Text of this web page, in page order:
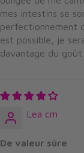
mes intestins se
perfectionnement
est possible, je
davantage du goût
Lea cm
De valeur sûre